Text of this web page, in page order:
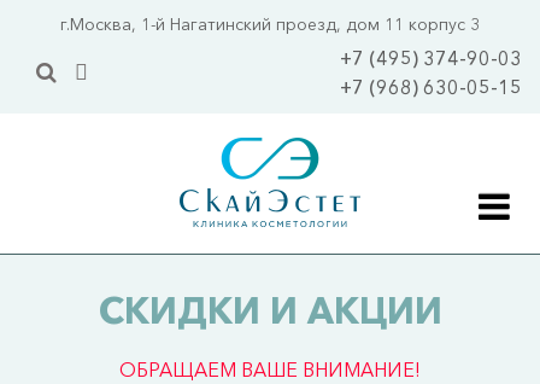
Перейти
основному
г.Москва, 1-й Нагатинский проезд, дом 11 корпус 3
+7 (495) 374-90-03
+7 (968) 630-05-15
СКИДКИ И АКЦИИ
ОБРАЩАЕМ ВАШЕ ВНИМАНИЕ!